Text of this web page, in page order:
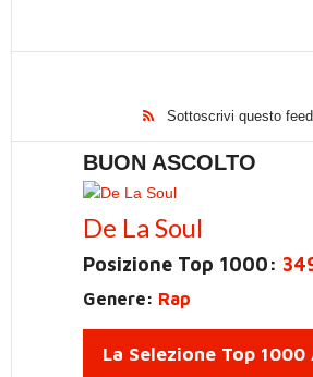
Sottoscrivi questo
BUON ASCOLTO
De La Soul
Posizione Top 1000:
Genere: Rap
La Selezione Top